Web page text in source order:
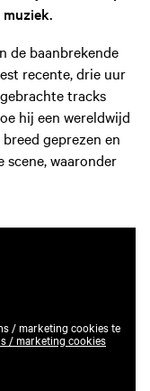
de baanbrekende
recente, drie uur
tracks
hij een wereldwijd
geprezen en
waaronder
/ marketing cookies te
/ marketing cookies